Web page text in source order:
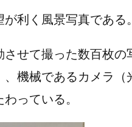
利く風景写真である。
せて撮った数百枚の
機械であるカメラ（
っている。